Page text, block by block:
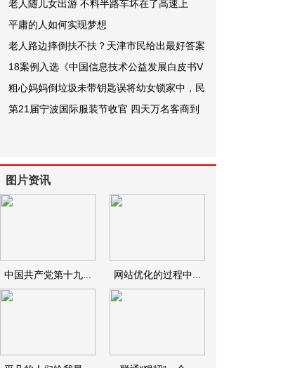
老人随儿女出游 不料半路车坏在了高速上
平庸的人如何实现梦想
老人路边摔倒扶不扶？天津市民给出最好答案
18案例入选《中国信息技术公益发展白皮书V
粗心妈妈倒垃圾未带钥匙误将幼女锁家中，民
第21届宁波国际服装节收官 四天万名客商到
图片资讯
中国共产党第十九... 网站优化的过程中...